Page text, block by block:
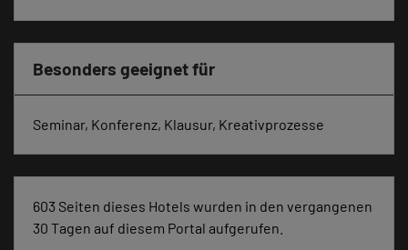
Besonders geeignet für
Seminar, Konferenz, Klausur, Kreativprozesse
603 Seiten dieses Hotels wurden in den vergangenen
30 Tagen auf diesem Portal aufgerufen.